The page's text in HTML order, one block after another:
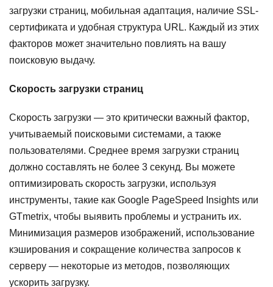
загрузки страниц, мобильная адаптация, наличие SSL-
сертификата и удобная структура URL. Каждый из этих
факторов может значительно повлиять на вашу
поисковую выдачу.
Скорость загрузки страниц
Скорость загрузки — это критически важный фактор,
учитываемый поисковыми системами, а также
пользователями. Среднее время загрузки страниц
должно составлять не более 3 секунд. Вы можете
оптимизировать скорость загрузки, используя
инструменты, такие как Google PageSpeed Insights или
GTmetrix, чтобы выявить проблемы и устранить их.
Минимизация размеров изображений, использование
кэширования и сокращение количества запросов к
серверу — некоторые из методов, позволяющих
ускорить загрузку.